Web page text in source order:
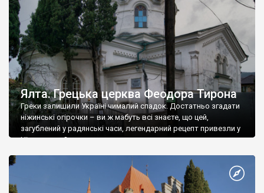
Ялта. Грецька церква Феодора Тирона
Греки залишили Україні чималий спадок. Достатньо згадати
ніжинські огірочки – ви ж мабуть всі знаєте, що цей,
загублений у радянські часи, легендарний рецепт привезли у
Ніжин греки?